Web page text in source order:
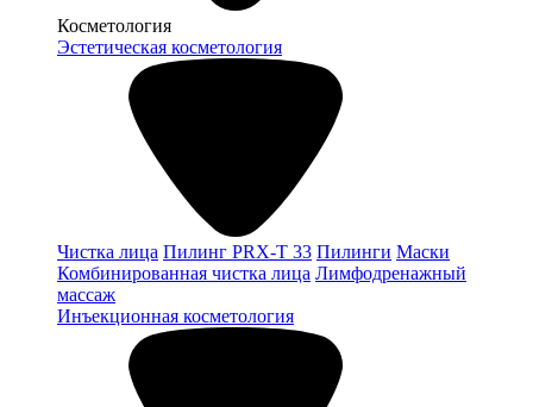
Косметология
Эстетическая косметология
Чистка лица Пилинг PRX-T 33 Пилинги Маски
Комбинированная чистка лица Лимфодренажный
массаж
Инъекционная косметология